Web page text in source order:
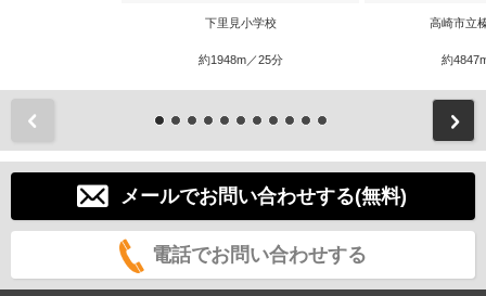
下里見小学校
約1948m／25分
高崎市立
約
メールでお問い合わせする(無料)
電話でお問い合わせする